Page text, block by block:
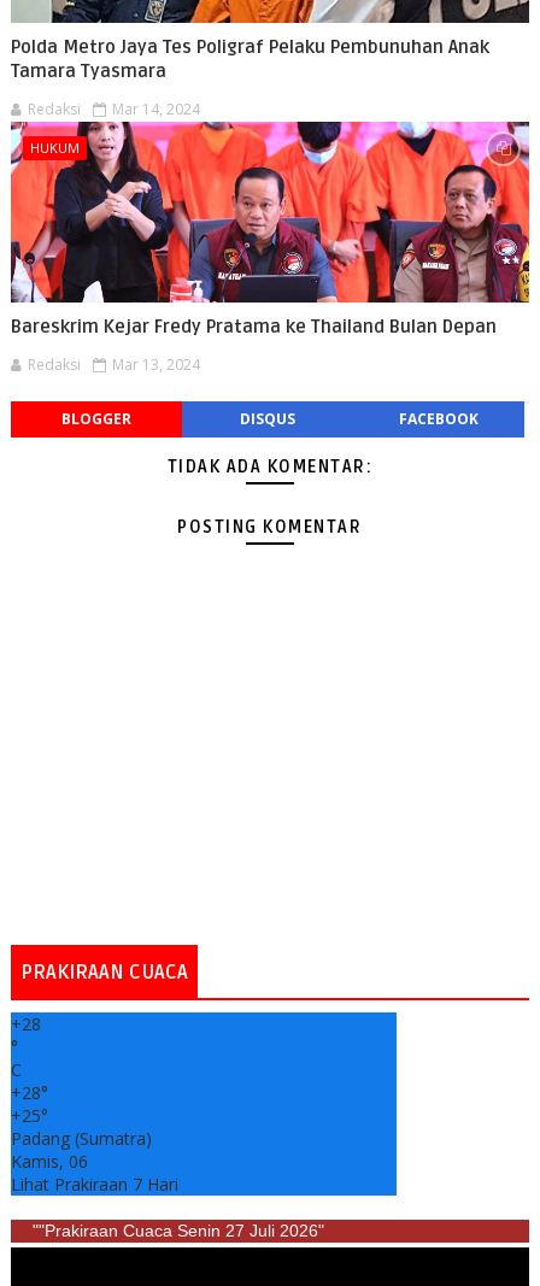
Polda Metro Jaya Tes Poligraf Pelaku Pembunuhan Anak
Tamara Tyasmara
Redaksi Mar 14, 2024
HUKUM
Bareskrim Kejar Fredy Pratama ke Thailand Bulan Depan
Redaksi Mar 13, 2024
BLOGGER DISQUS FACEBOOK
TIDAK ADA KOMENTAR:
POSTING KOMENTAR
PRAKIRAAN CUACA
+28
°
C
+28°
+25°
Padang (Sumatra)
Kamis, 06
Lihat Prakiraan 7 Hari
""Prakiraan Cuaca Senin 27 Juli 2026"